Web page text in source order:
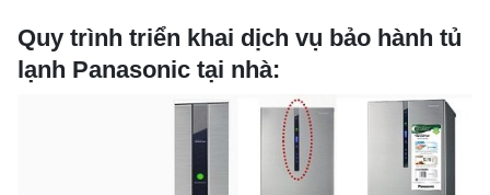
Quy trình triển khai dịch vụ bảo hành tủ
lạnh Panasonic tại nhà: